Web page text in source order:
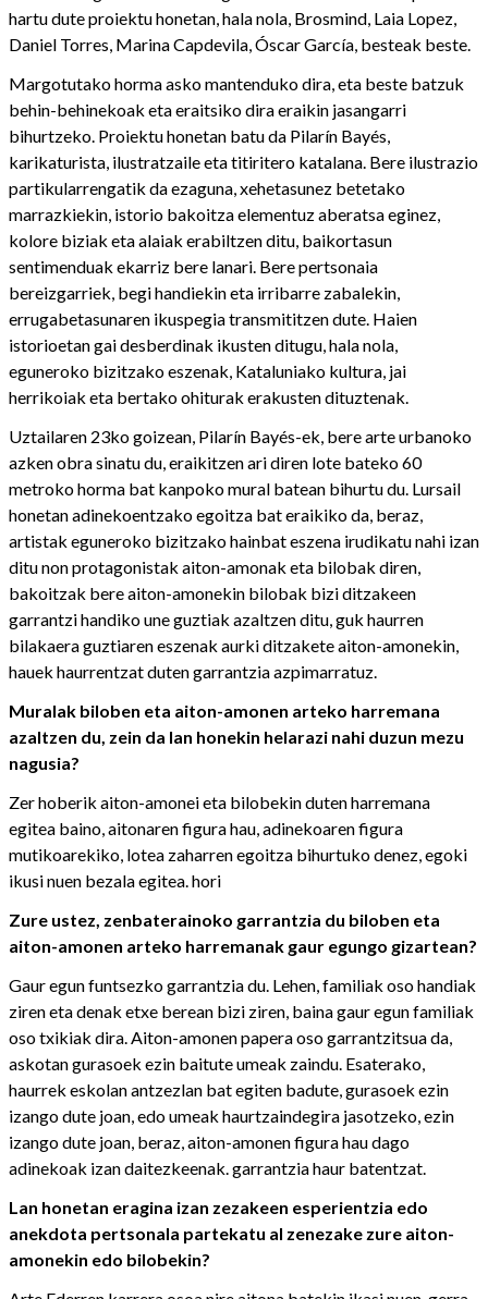
hartu dute proiektu honetan, hala nola, Brosmind, Laia Lopez,
Daniel Torres, Marina Capdevila, Óscar García, besteak beste.
Margotutako horma asko mantenduko dira, eta beste batzuk
behin-behinekoak eta eraitsiko dira eraikin jasangarri
bihurtzeko. Proiektu honetan batu da Pilarín Bayés,
karikaturista, ilustratzaile eta titiritero katalana. Bere ilustrazio
partikularrengatik da ezaguna, xehetasunez betetako
marrazkiekin, istorio bakoitza elementuz aberatsa eginez,
kolore biziak eta alaiak erabiltzen ditu, baikortasun
sentimenduak ekarriz bere lanari. Bere pertsonaia
bereizgarriek, begi handiekin eta irribarre zabalekin,
errugabetasunaren ikuspegia transmititzen dute. Haien
istorioetan gai desberdinak ikusten ditugu, hala nola,
eguneroko bizitzako eszenak, Kataluniako kultura, jai
herrikoiak eta bertako ohiturak erakusten dituztenak.
Uztailaren 23ko goizean, Pilarín Bayés-ek, bere arte urbanoko
azken obra sinatu du, eraikitzen ari diren lote bateko 60
metroko horma bat kanpoko mural batean bihurtu du. Lursail
honetan adinekoentzako egoitza bat eraikiko da, beraz,
artistak eguneroko bizitzako hainbat eszena irudikatu nahi izan
ditu non protagonistak aiton-amonak eta bilobak diren,
bakoitzak bere aiton-amonekin bilobak bizi ditzakeen
garrantzi handiko une guztiak azaltzen ditu, guk haurren
bilakaera guztiaren eszenak aurki ditzakete aiton-amonekin,
hauek haurrentzat duten garrantzia azpimarratuz.
Muralak biloben eta aiton-amonen arteko harremana
azaltzen du, zein da lan honekin helarazi nahi duzun mezu
nagusia?
Zer hoberik aiton-amonei eta bilobekin duten harremana
egitea baino, aitonaren figura hau, adinekoaren figura
mutikoarekiko, lotea zaharren egoitza bihurtuko denez, egoki
ikusi nuen bezala egitea. hori
Zure ustez, zenbaterainoko garrantzia du biloben eta
aiton-amonen arteko harremanak gaur egungo gizartean?
Gaur egun funtsezko garrantzia du. Lehen, familiak oso handiak
ziren eta denak etxe berean bizi ziren, baina gaur egun familiak
oso txikiak dira. Aiton-amonen papera oso garrantzitsua da,
askotan gurasoek ezin baitute umeak zaindu. Esaterako,
haurrek eskolan antzezlan bat egiten badute, gurasoek ezin
izango dute joan, edo umeak haurtzaindegira jasotzeko, ezin
izango dute joan, beraz, aiton-amonen figura hau dago
adinekoak izan daitezkeenak. garrantzia haur batentzat.
Lan honetan eragina izan zezakeen esperientzia edo
anekdota pertsonala partekatu al zenezake zure aiton-
amonekin edo bilobekin?